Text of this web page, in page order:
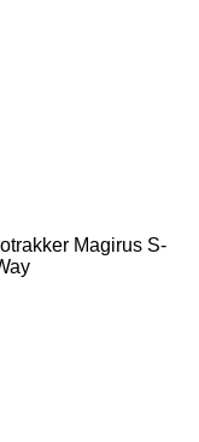
Magirus S-